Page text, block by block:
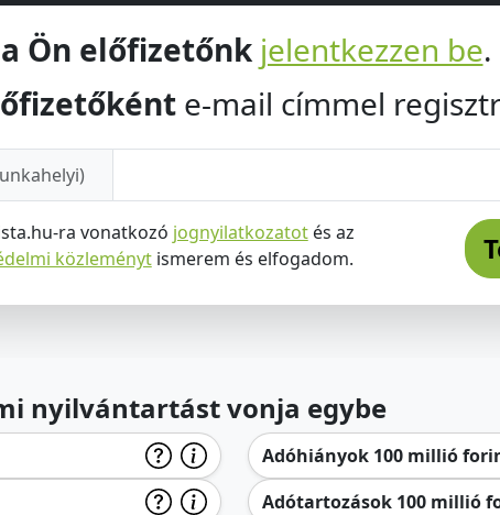
Ön előfizetőnk jelentkezzen be.
e-mail címmel
ra vonatkozó jognyilatkozatotés az
közleménytismerem és elfogadom.
nyilvántartást vonja egybe
Adóhiányok 100 millió
Adótartozások 100 millió